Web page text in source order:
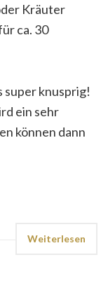
Kräuter
ca. 30
super knusprig!
ein sehr
können dann
Weiterlesen